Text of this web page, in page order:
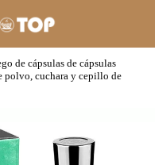
de cápsulas de cápsulas
polvo, cuchara y cepillo de